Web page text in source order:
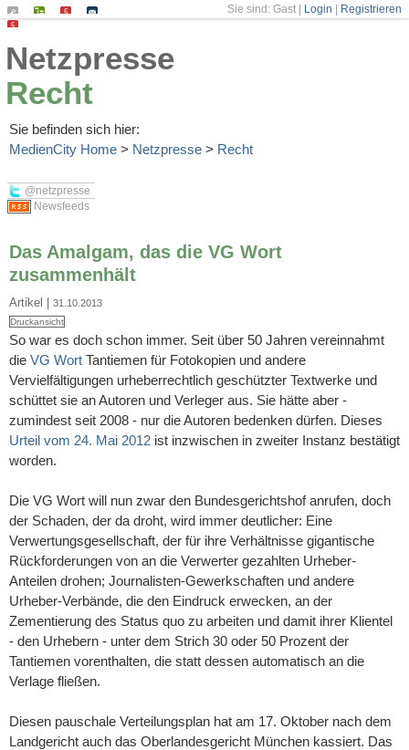
Netzpresse
Recht
Sie befinden sich hier:
MedienCity Home > Netzpresse > Recht
@netzpresse
Newsfeeds
Das Amalgam, das die VG Wort
zusammenhält
Artikel 31.10.2013
Druckansicht
So war es doch schon immer. Seit über 50 Jahren vereinnahmt
die VG Wort Tantiemen für Fotokopien und andere
Vervielfältigungen urheberrechtlich geschützter Textwerke und
schüttet sie an Autoren und Verleger aus. Sie hätte aber -
zumindest seit 2008 - nur die Autoren bedenken dürfen. Dieses
Urteil vom 24. Mai 2012 ist inzwischen in zweiter Instanz bestätigt
worden.
Die VG Wort will nun zwar den Bundesgerichtshof anrufen, doch
der Schaden, der da droht, wird immer deutlicher: Eine
Verwertungsgesellschaft, der für ihre Verhältnisse gigantische
Rückforderungen von an die Verwerter gezahlten Urheber-
Anteilen drohen; Journalisten-Gewerkschaften und andere
Urheber-Verbände, die den Eindruck erwecken, an der
Zementierung des Status quo zu arbeiten und damit ihrer Klientel
- den Urhebern - unter dem Strich 30 oder 50 Prozent der
Tantiemen vorenthalten, die statt dessen automatisch an die
Verlage fließen.
Diesen pauschale Verteilungsplan hat am 17. Oktober nach dem
Landgericht auch das Oberlandesgericht München kassiert. Das
Suchen
Index
Sie sind: Gast | Login Registrieren